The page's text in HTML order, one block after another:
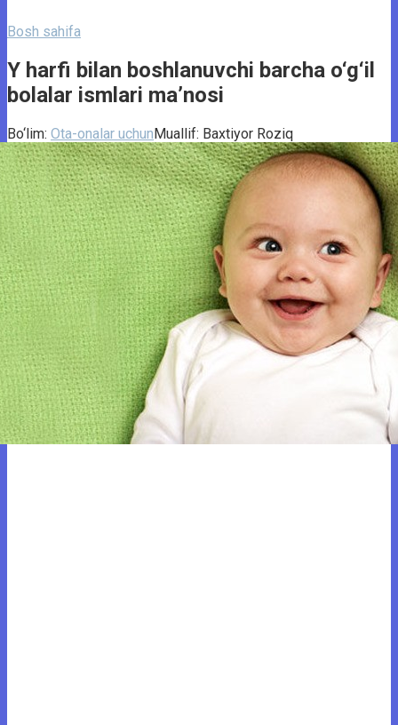
Bosh sahifa
Y harfi bilan boshlanuvchi barcha o‘g‘il
bolalar ismlari ma’nosi
Bo‘lim: Ota-onalar uchunMuallif: Baxtiyor Roziq